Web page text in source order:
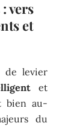
vers
et
de levier
et
bien au-
du